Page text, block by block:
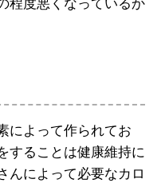
程度悪くなっているか
によって作られてお
することは健康維持に
んによって必要なカロ